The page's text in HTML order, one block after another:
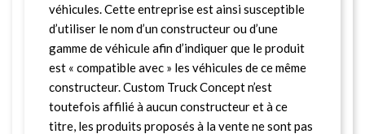
véhicules. Cette entreprise est ainsi susceptible
d’utiliser le nom d’un constructeur ou d’une
gamme de véhicule afin d’indiquer que le produit
est « compatible avec » les véhicules de ce même
constructeur. Custom Truck Concept n’est
toutefois affilié à aucun constructeur et à ce
titre, les produits proposés à la vente ne sont pas